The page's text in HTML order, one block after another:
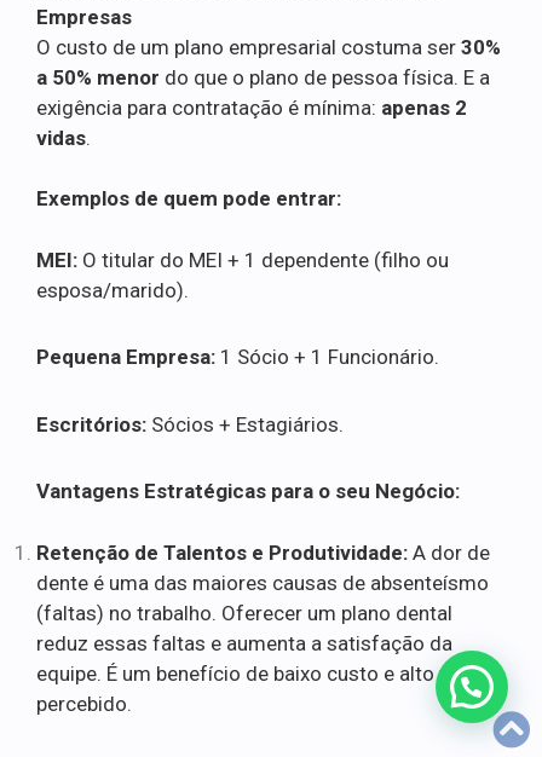
Empresas
O custo de um plano empresarial costuma ser 30%
a 50% menor do que o plano de pessoa física. E a
exigência para contratação é mínima: apenas 2
vidas.
Exemplos de quem pode entrar:
MEI: O titular do MEI + 1 dependente (filho ou
esposa/marido).
Pequena Empresa: 1 Sócio + 1 Funcionário.
Escritórios: Sócios + Estagiários.
Vantagens Estratégicas para o seu Negócio:
Retenção de Talentos e Produtividade: A dor de
dente é uma das maiores causas de absenteísmo
(faltas) no trabalho. Oferecer um plano dental
reduz essas faltas e aumenta a satisfação da
equipe. É um benefício de baixo custo e alto valor
percebido.